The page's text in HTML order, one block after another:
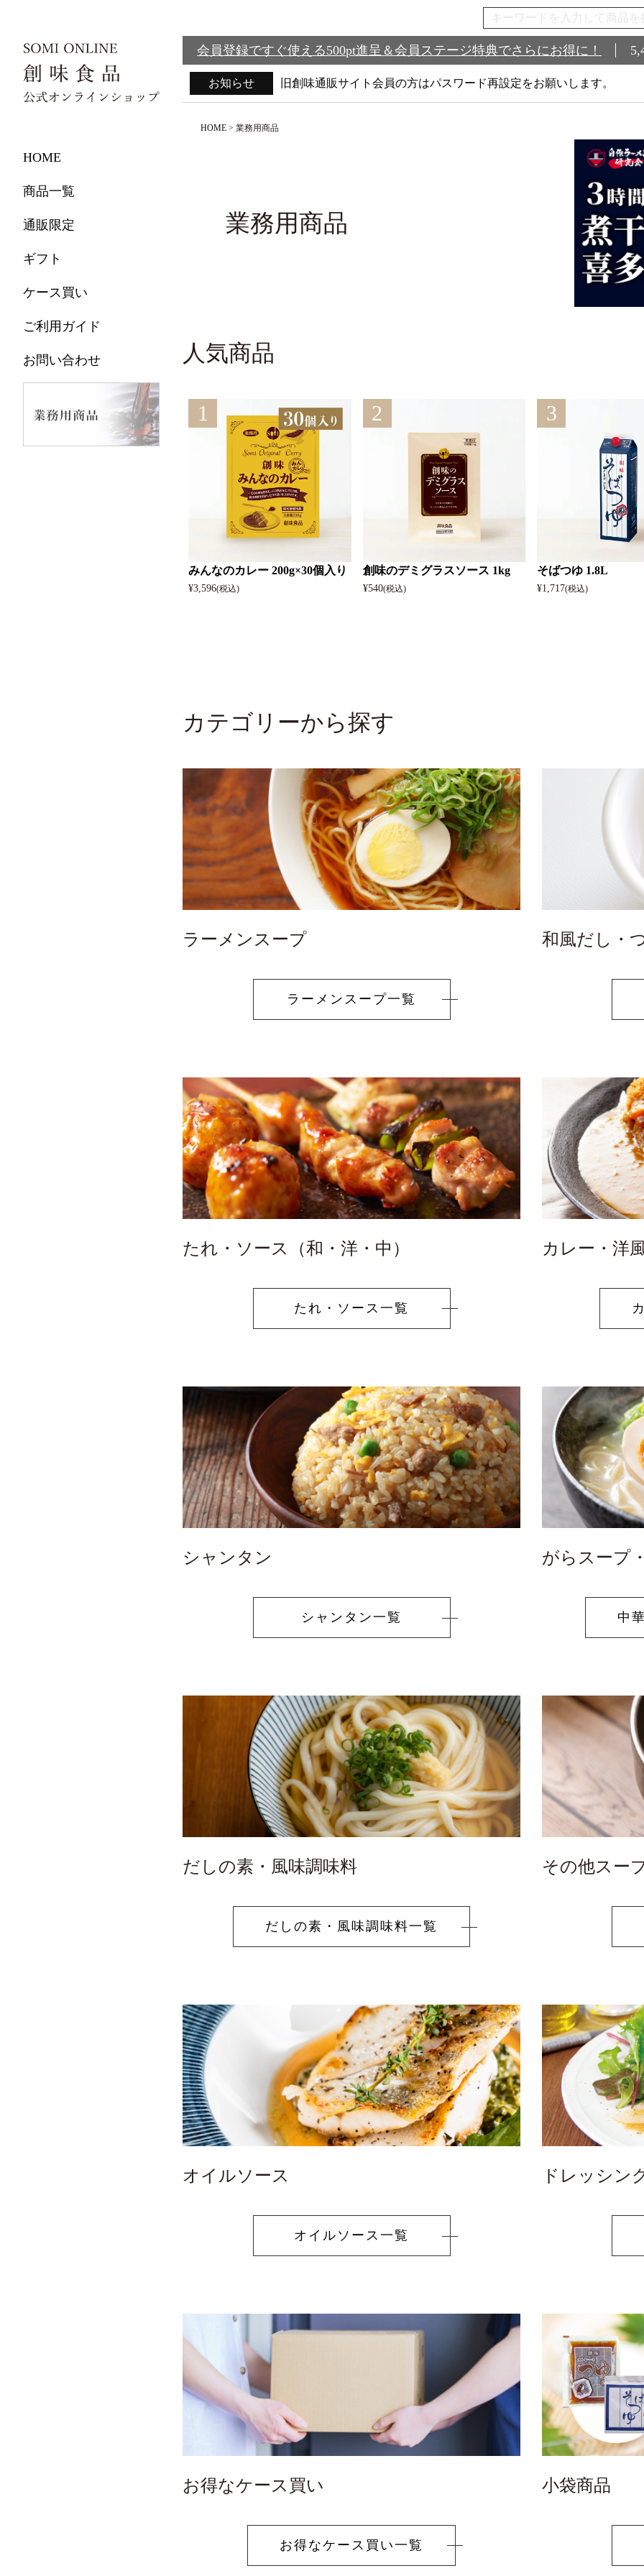
HOME
商品一覧
全ての商品
つゆ・だし
通販限定商品
通販限定手造りシリーズ
ネット限定ケース買い
ぽん酢・お酢
ドレッシング
オリジナルグッズ
業務用商品
通販限定
ギフト
ギフトセット一覧
ギフトセット 1,000〜1,999円
ギフトセット 3,000〜3,999円
ギフトセット 5,000円〜
ケース買い
ご利用ガイド
お問い合わせ
会員登録ですぐ使える500pt進呈＆会員ステージ特典でさらにお得に！
お知らせ 旧創味通販サイト会員の方はパスワード再設定をお願いします。
HOME 業務用商品
業務用商品
人気商品
1
みんなのカレー 200g×30個入り
¥3,596(税込)
2
創味のデミグラスソース 1kg
¥540(税込)
3
そばつゆ 1.8L
¥1,717(税込)
カテゴリーから探す
ラーメンスープ
ラーメンスープ一覧
和風だし・
たれ・ソース（和・洋・中）
たれ・ ソース一覧
カレー・洋
シャンタン
シャンタン一覧
がらスープ
中
だしの素・風味調味料
だしの素・ 風味調味料一覧
その他スー
オイルソース
オイルソース一覧
ドレッシン
お得なケース買い
お得なケース買い一覧
小袋商品